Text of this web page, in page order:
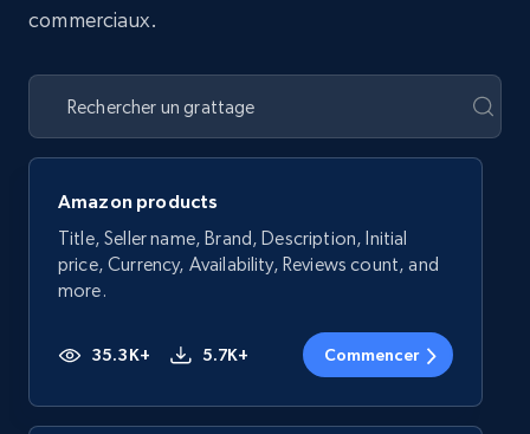
commerciaux.
Amazon products
Title, Seller name, Brand, Description, Initial
price, Currency, Availability, Reviews count, and
more.
35.3K+ 5.7K+ Commencer